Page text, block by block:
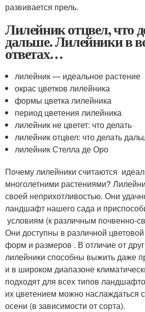
развивается прель.
Лилейник отцвел, что
дальше. Лилейники в
ответах…
лилейник — идеальное растение
окрас цветков лилейника
формы цветка лилейника
период цветения лилейника
лилейник не цветет: что делать
лилейник отцвел: что делать
лилейник Стелла де Оро
Почему лилейники считаются
многолетними растениями?
своей неприхотливостью. Они
ландшафт нашего сада и
условиям (к различным почвенно-
Они доступны в различной
форм и размеров . В отличие от
лилейники способны выжить даже
и в широком диапазоне
подходят для всех типов
их цветением можно наслаждаться
осени (в зависимости от сорта).